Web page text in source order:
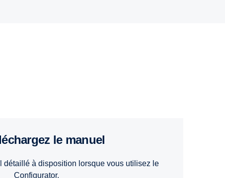
le manuel
détaillé à disposition lorsque vous utilisez le
Configurator.